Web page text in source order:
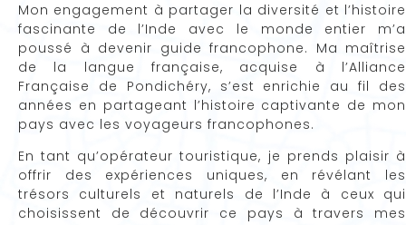
Mon engagement à partager la diversité et l’histoire
fascinante de l’Inde avec le monde entier m’a
poussé à devenir guide francophone. Ma maîtrise
de la langue française, acquise à l’Alliance
Française de Pondichéry, s’est enrichie au fil des
années en partageant l’histoire captivante de mon
pays avec les voyageurs francophones.
En tant qu’opérateur touristique, je prends plaisir à
offrir des expériences uniques, en révélant les
trésors culturels et naturels de l’Inde à ceux qui
choisissent de découvrir ce pays à travers mes